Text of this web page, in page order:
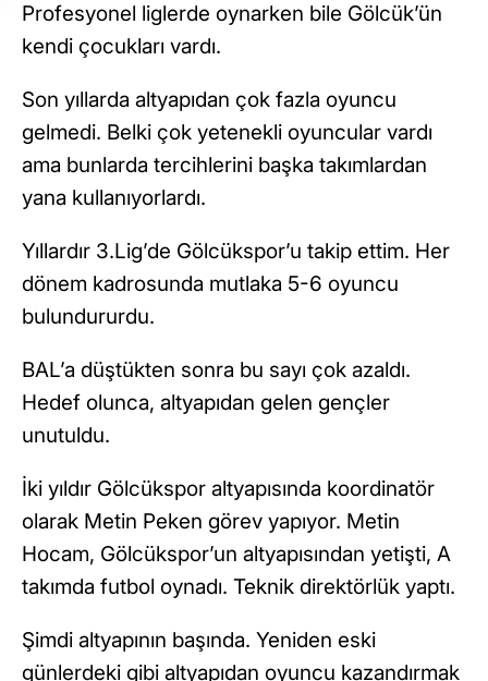
Profesyonel liglerde oynarken bile Gölcük’ün
kendi çocukları vardı.
Son yıllarda altyapıdan çok fazla oyuncu
gelmedi. Belki çok yetenekli oyuncular vardı
ama bunlarda tercihlerini başka takımlardan
yana kullanıyorlardı.
Yıllardır 3.Lig’de Gölcükspor’u takip ettim. Her
dönem kadrosunda mutlaka 5-6 oyuncu
bulundururdu.
BAL’a düştükten sonra bu sayı çok azaldı.
Hedef olunca, altyapıdan gelen gençler
unutuldu.
İki yıldır Gölcükspor altyapısında koordinatör
olarak Metin Peken görev yapıyor. Metin
Hocam, Gölcükspor’un altyapısından yetişti, A
takımda futbol oynadı. Teknik direktörlük yaptı.
Şimdi altyapının başında. Yeniden eski
günlerdeki gibi altyapıdan oyuncu kazandırmak